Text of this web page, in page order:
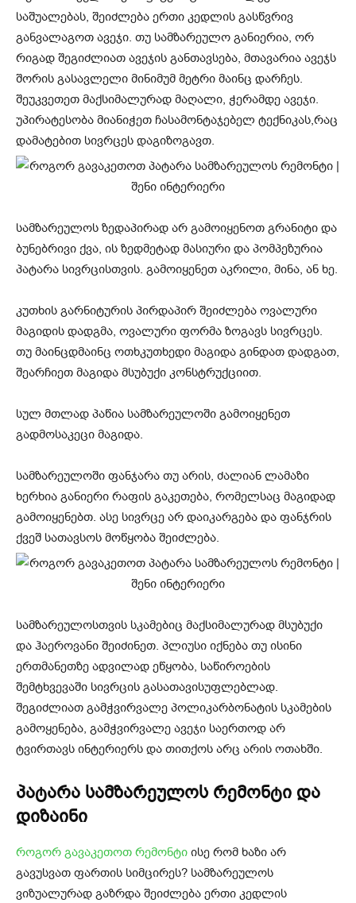
საშუალებას, შეიძლება ერთი კედლის გასწვრივ
განვალაგოთ ავეჯი. თუ სამზარეულო განიერია, ორ
რიგად შეგიძლიათ ავეჯის განთავსება, მთავარია ავეჯს
შორის გასავლელი მინიმუმ მეტრი მაინც დარჩეს.
შეუკვეთეთ მაქსიმალურად მაღალი, ჭერამდე ავეჯი.
უპირატესობა მიანიჭეთ ჩასამონტაჯებელ ტექნიკას,რაც
დამატებით სივრცეს დაგიზოგავთ.
სამზარეულოს ზედაპირად არ გამოიყენოთ გრანიტი და
ბუნებრივი ქვა, ის ზედმეტად მასიური და პომპეზურია
პატარა სივრცისთვის. გამოიყენეთ აკრილი, მინა, ან ხე.
კუთხის გარნიტურის პირდაპირ შეიძლება ოვალური
მაგიდის დადგმა, ოვალური ფორმა ზოგავს სივრცეს.
თუ მაინცდმაინც ოთხკუთხედი მაგიდა გინდათ დადგათ,
შეარჩიეთ მაგიდა მსუბუქი კონსტრუქციით.
სულ მთლად პაწია სამზარეულოში გამოიყენეთ
გადმოსაკეცი მაგიდა.
სამზარეულოში ფანჯარა თუ არის, ძალიან ლამაზი
ხერხია განიერი რაფის გაკეთება, რომელსაც მაგიდად
გამოიყენებთ. ასე სივრცე არ დაიკარგება და ფანჯრის
ქვეშ სათავსოს მოწყობა შეიძლება.
სამზარეულოსთვის სკამებიც მაქსიმალურად მსუბუქი
და ჰაეროვანი შეიძინეთ. პლიუსი იქნება თუ ისინი
ერთმანეთზე ადვილად ეწყობა, საწიროების
შემტხვევაში სივრცის გასათავისუფლებლად.
შეგიძლიათ გამჭვირვალე პოლიკარბონატის სკამების
გამოყენება, გამჭვირვალე ავეჯი საერთოდ არ
ტვირთავს ინტერიერს და თითქოს არც არის ოთახში.
პატარა სამზარეულოს რემონტი და
დიზაინი
როგორ გავაკეთოთ რემონტი ისე რომ ხაზი არ
გავუსვათ ფართის სიმცირეს? სამზარეულოს
ვიზუალურად გაზრდა შეიძლება ერთი კედლის